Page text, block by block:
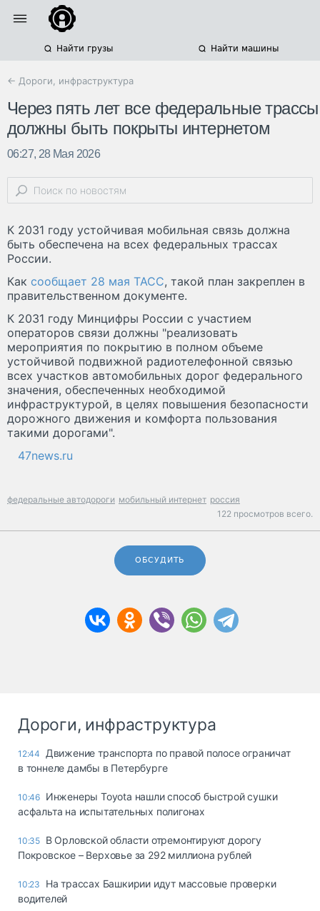
Найти грузы Найти машины
← Дороги, инфраструктура
Через пять лет все федеральные трассы
должны быть покрыты интернетом
06:27, 28 Мая 2026
К 2031 году устойчивая мобильная связь должна
быть обеспечена на всех федеральных трассах
России.
Как сообщает 28 мая ТАСС, такой план закреплен в
правительственном документе.
К 2031 году Минцифры России с участием
операторов связи должны "реализовать
мероприятия по покрытию в полном объеме
устойчивой подвижной радиотелефонной связью
всех участков автомобильных дорог федерального
значения, обеспеченных необходимой
инфраструктурой, в целях повышения безопасности
дорожного движения и комфорта пользования
такими дорогами".
47news.ru
федеральные автодороги мобильный интернет россия
122 просмотров всего.
ОБСУДИТЬ
Дороги, инфраструктура
12:44
Движение транспорта по правой полосе ограничат
в тоннеле дамбы в Петербурге
10:46 Инженеры Toyota нашли способ быстрой сушки
асфальта на испытательных полигонах
10:35 В Орловской области отремонтируют дорогу
Покровское – Верховье за 292 миллиона рублей
10:23
На трассах Башкирии идут массовые проверки
водителей